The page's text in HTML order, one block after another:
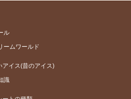
ル
ームワールド
アイス(昔のアイス)
識